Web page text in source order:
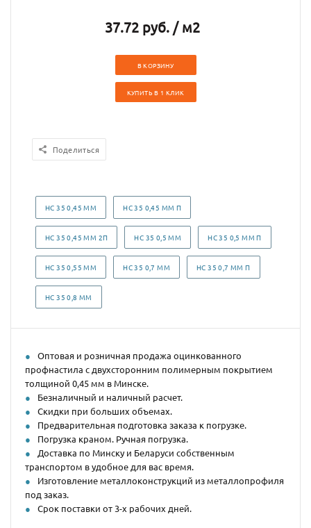
37.72 руб. / м2
В КОРЗИНУ
КУПИТЬ В 1 КЛИК
Поделиться
НС 35 0,45 ММ НС 35 0,45 ММ П
НС 35 0,45 ММ 2П НС 35 0,5 ММ НС 35 0,5 ММ П
НС 35 0,55 ММ НС 35 0,7 ММ НС 35 0,7 ММ П
НС 35 0,8 ММ
Оптовая и розничная продажа оцинкованного
профнастила с двухсторонним полимерным покрытием
толщиной 0,45 мм в Минске.
Безналичный и наличный расчет.
Скидки при больших объемах.
Предварительная подготовка заказа к погрузке.
Погрузка краном. Ручная погрузка.
Доставка по Минску и Беларуси собственным
транспортом в удобное для вас время.
Изготовление металлоконструкций из металлопрофиля
под заказ.
Срок поставки от 3-х рабочих дней.